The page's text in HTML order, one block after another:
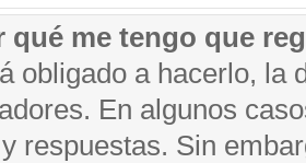
qué me tengo que
obligado a hacerlo, la
En algunos
respuestas. Sin